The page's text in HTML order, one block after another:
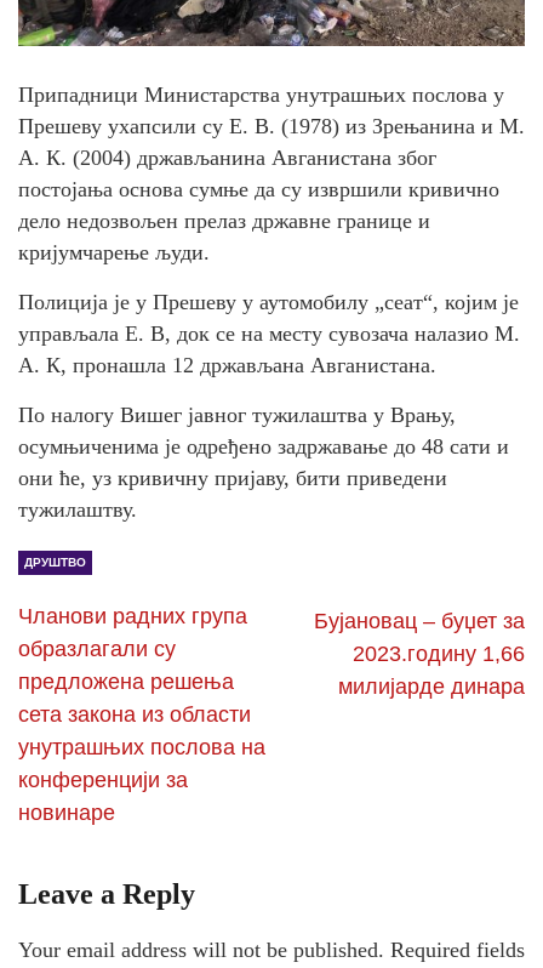
Припадници Министарства унутрашњих послова у
Прешеву ухапсили су Е. В. (1978) из Зрењанина и М.
А. К. (2004) држављанина Авганистана због
постојања основа сумње да су извршили кривично
дело недозвољен прелаз државне границе и
кријумчарење људи.
Полиција је у Прешеву у аутомобилу „сеат“, којим је
управљала Е. В, док се на месту сувозача налазио М.
А. К, пронашла 12 држављана Авганистана.
По налогу Вишег јавног тужилаштва у Врању,
осумњиченима је одређено задржавање до 48 сати и
они ће, уз кривичну пријаву, бити приведени
тужилаштву.
ДРУШТВО
Чланови радних група
образлагали су
предложена решења
сетa закона из области
унутрашњих послова на
конференцији за
новинаре
Бујановац – буџет за
2023.годину 1,66
милијарде динара
Leave a Reply
Your email address will not be published. Required fields